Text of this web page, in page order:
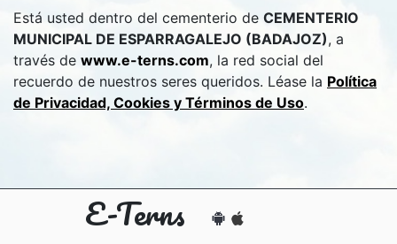
Está usted dentro del cementerio de CEMENTERIO
MUNICIPAL DE ESPARRAGALEJO (BADAJOZ), a
través de www.e-terns.com, la red social del
recuerdo de nuestros seres queridos. Léase la Política
de Privacidad, Cookies y Términos de Uso.
E-Terns